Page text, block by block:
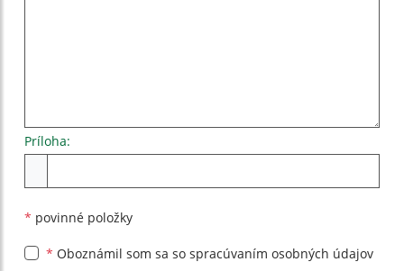
Príloha:
* povinné položky
* Oboznámil som sa so spracúvaním osobných údajov